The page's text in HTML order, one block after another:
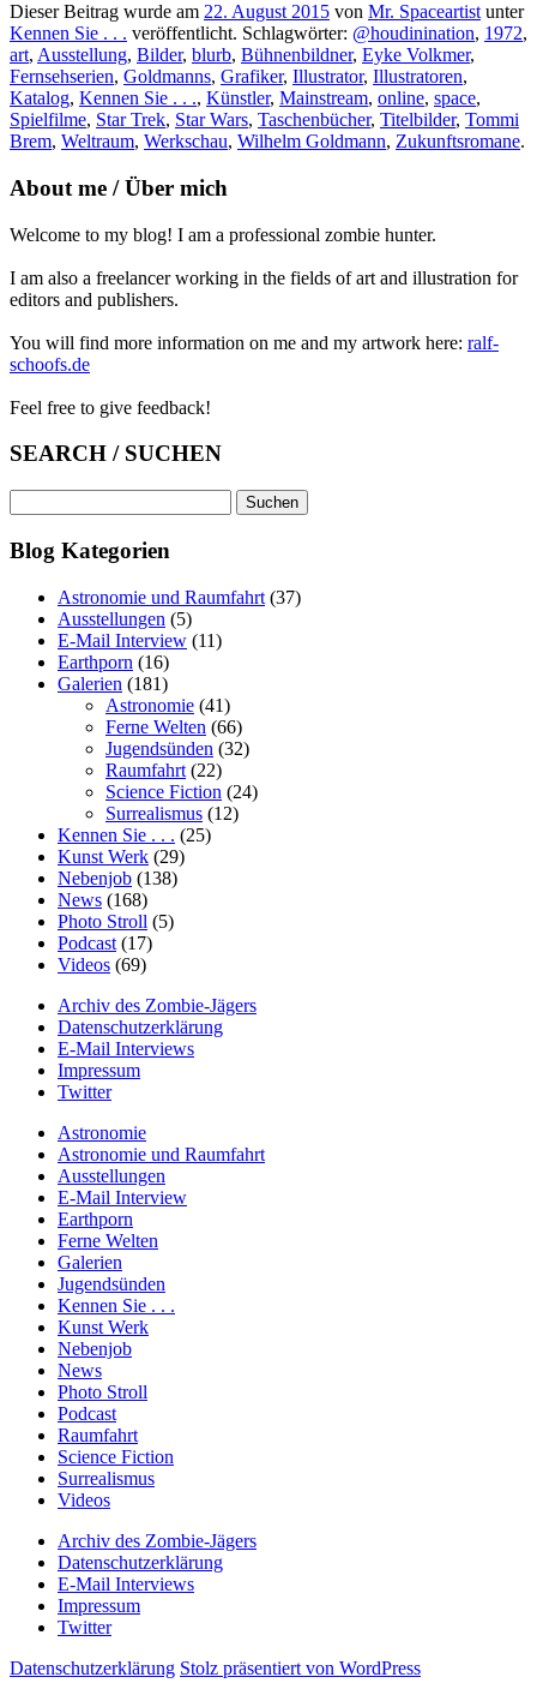
Dieser Beitrag wurde am 22. August 2015 von Mr. Spaceartist unter
Kennen Sie . . . veröffentlicht. Schlagwörter: @houdinination, 1972,
art, Ausstellung, Bilder, blurb, Bühnenbildner, Eyke Volkmer,
Fernsehserien, Goldmanns, Grafiker, Illustrator, Illustratoren,
Katalog, Kennen Sie . . ., Künstler, Mainstream, online, space,
Spielfilme, Star Trek, Star Wars, Taschenbücher, Titelbilder, Tommi
Brem, Weltraum, Werkschau, Wilhelm Goldmann, Zukunftsromane.
About me / Über mich
Welcome to my blog! I am a professional zombie hunter.
I am also a freelancer working in the fields of art and illustration for
editors and publishers.
You will find more information on me and my artwork here: ralf-
schoofs.de
Feel free to give feedback!
SEARCH / SUCHEN
nach:
Blog Kategorien
Astronomie und Raumfahrt (37)
Ausstellungen (5)
E-Mail Interview (11)
Earthporn (16)
Galerien (181)
Astronomie (41)
Ferne Welten (66)
Jugendsünden (32)
Raumfahrt (22)
Science Fiction (24)
Surrealismus (12)
Kennen Sie . . . (25)
Kunst Werk (29)
Nebenjob (138)
News (168)
Photo Stroll (5)
Podcast (17)
Videos (69)
Archiv des Zombie-Jägers
Datenschutzerklärung
E-Mail Interviews
Impressum
Twitter
Astronomie
Astronomie und Raumfahrt
Ausstellungen
E-Mail Interview
Earthporn
Ferne Welten
Galerien
Jugendsünden
Kennen Sie . . .
Kunst Werk
Nebenjob
News
Photo Stroll
Podcast
Raumfahrt
Science Fiction
Surrealismus
Videos
Archiv des Zombie-Jägers
Datenschutzerklärung
E-Mail Interviews
Impressum
Twitter
Datenschutzerklärung Stolz präsentiert von WordPress